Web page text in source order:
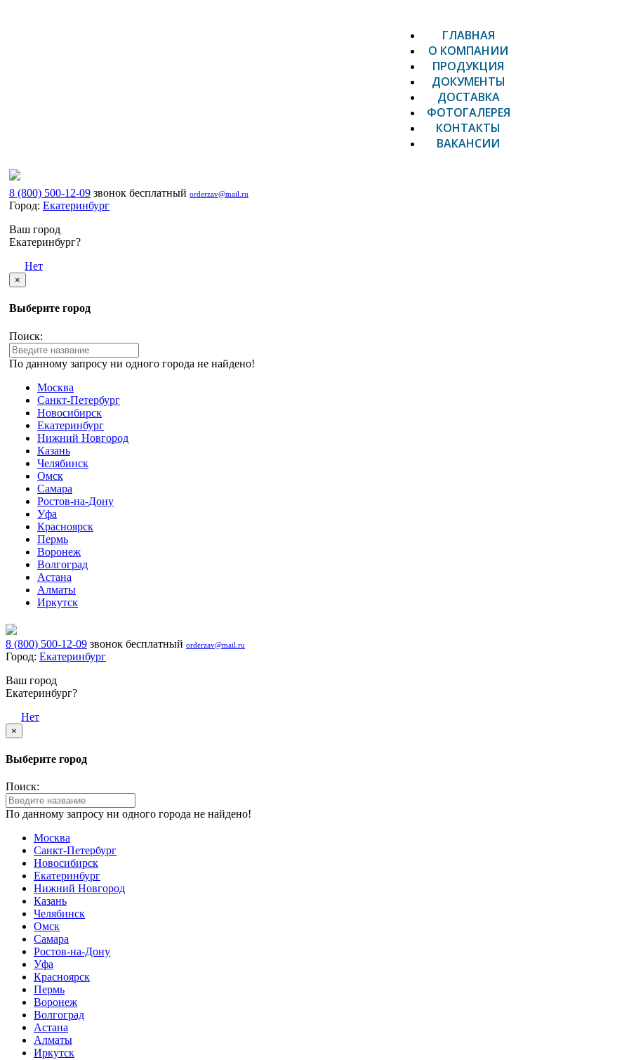
ГЛАВНАЯ
О КОМПАНИИ
ПРОДУКЦИЯ
ДОКУМЕНТЫ
ДОСТАВКА
ФОТОГАЛЕРЕЯ
КОНТАКТЫ
ВАКАНСИИ
8 (800) 500-12-09 звонок бесплатный orderzav@mail.ru
Город: Екатеринбург
Ваш город
Екатеринбург?
Нет
×
Выберите город
Поиск:
По данному запросу ни одного города не найдено!
Москва
Санкт-Петербург
Новосибирск
Екатеринбург
Нижний Новгород
Казань
Челябинск
Омск
Самара
Ростов-на-Дону
Уфа
Красноярск
Пермь
Воронеж
Волгоград
Астана
Алматы
Иркутск
8 (800) 500-12-09 звонок бесплатный orderzav@mail.ru
Город: Екатеринбург
Ваш город
Екатеринбург?
Нет
×
Выберите город
Поиск:
По данному запросу ни одного города не найдено!
Москва
Санкт-Петербург
Новосибирск
Екатеринбург
Нижний Новгород
Казань
Челябинск
Омск
Самара
Ростов-на-Дону
Уфа
Красноярск
Пермь
Воронеж
Волгоград
Астана
Алматы
Иркутск